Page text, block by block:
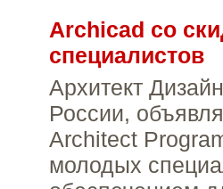
Archicad со
специалистов
Архитект
России,
Architect
молодых